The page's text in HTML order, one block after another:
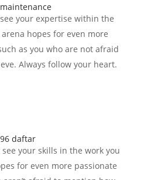
your expertise within the
hopes for even more
as you who are not afraid
Always follow your heart.
daftar
your skills in the work you
for even more passionate